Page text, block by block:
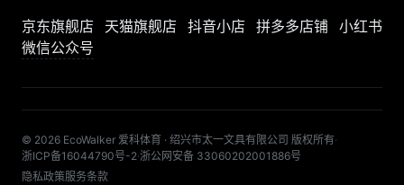
京东旗舰店 天猫旗舰店 抖音小店 拼多多店铺 小红书
微信公众号
© 2026 EcoWalker 爱科体育 · 绍兴市太一文具有限公司 版权所有·
浙ICP备16044790号-2·浙公网安备 33060202001886号
隐私政策服务条款